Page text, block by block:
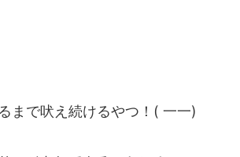
まで吠え続けるやつ！( 一一)